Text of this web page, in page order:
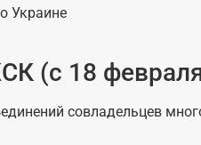
Украине
(с 18
совладельцев